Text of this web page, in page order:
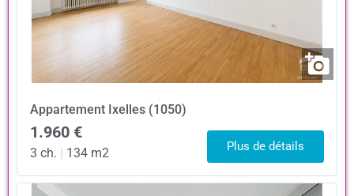
Appartement Ixelles (1050)
1.960 €
3 ch. | 134 m2 Plus de détails